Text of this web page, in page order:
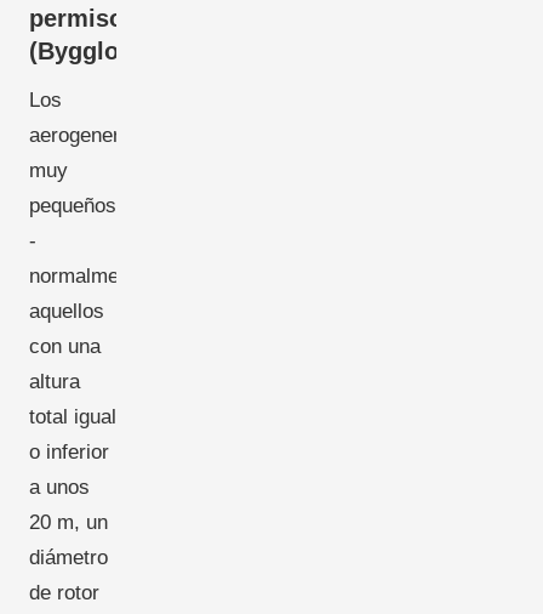
permiso
(Bygglovsfritt)
Los
aerogeneradores
muy
pequeños
-
normalmente
aquellos
con una
altura
total igual
o inferior
a unos
20 m, un
diámetro
de rotor